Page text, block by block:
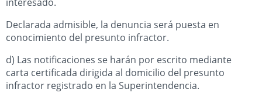
Declarada admisible, la denuncia será puesta en
conocimiento del presunto infractor.
d) Las notificaciones se harán por escrito mediante
carta certificada dirigida al domicilio del presunto
infractor registrado en la Superintendencia.